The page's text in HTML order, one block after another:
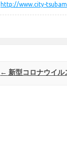
http://www.city-
Post navigation
← 新型コロナウイ